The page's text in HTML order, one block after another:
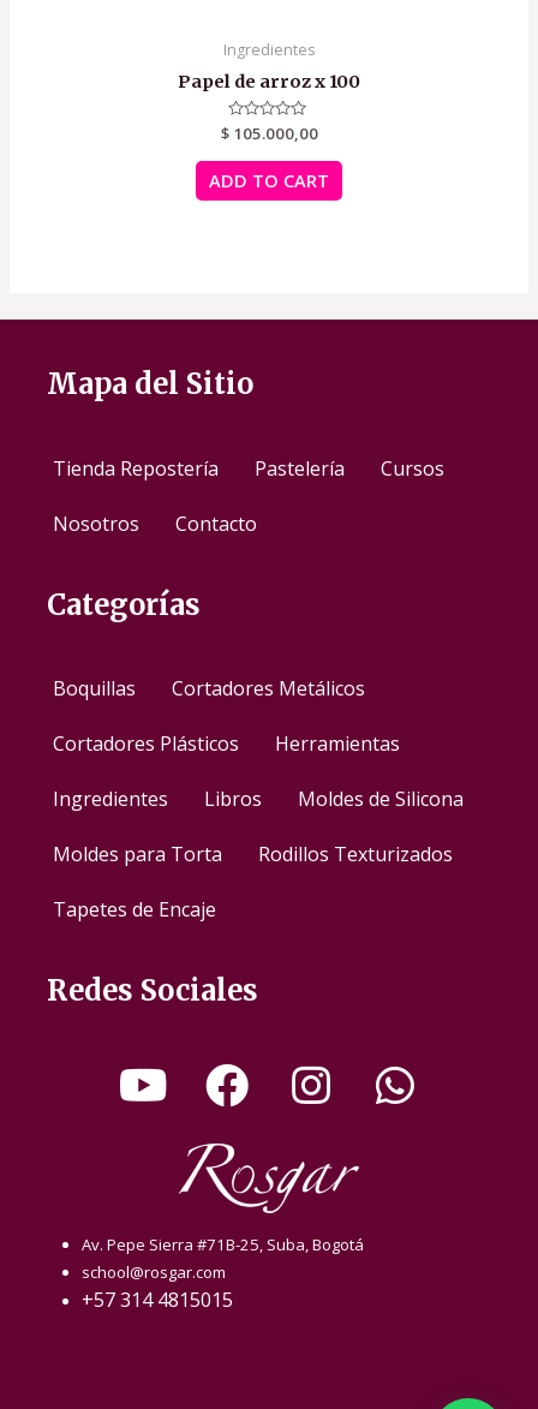
Ingredientes
Papel de arroz x 100
Rated
out
of
5
$105.000,00
ADD TO CART
Mapa del Sitio
Tienda Repostería Pastelería Cursos
Nosotros Contacto
Categorías
Boquillas Cortadores Metálicos
Cortadores Plásticos Herramientas
Ingredientes Libros Moldes de Silicona
Moldes para Torta Rodillos Texturizados
Tapetes de Encaje
Redes Sociales
Av. Pepe Sierra #71B-25, Suba, Bogotá
school@rosgar.com
+57 314 4815015